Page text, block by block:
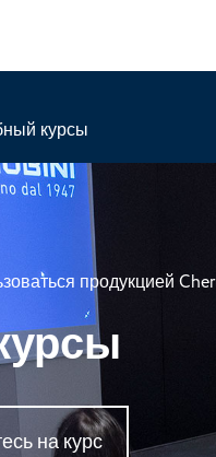
курсы
продукцией
на курс